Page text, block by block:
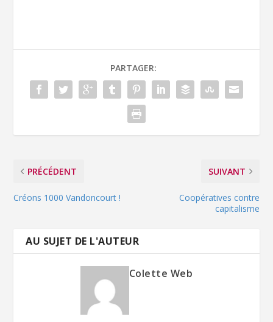
PARTAGER:
PRÉCÉDENT
Créons 1000 Vandoncourt !
SUIVANT
Coopératives contre
capitalisme
AU SUJET DE L'AUTEUR
Colette Web